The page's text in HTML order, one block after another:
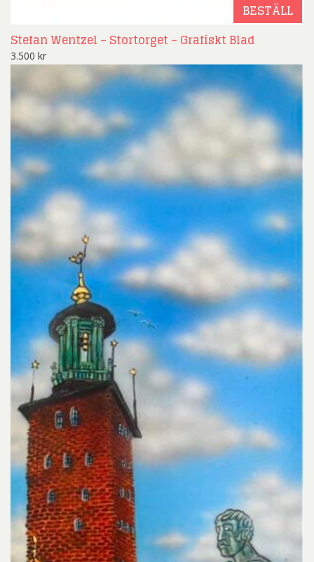
BESTÄLL
Stefan Wentzel – Stortorget – Grafiskt Blad
3.500 kr